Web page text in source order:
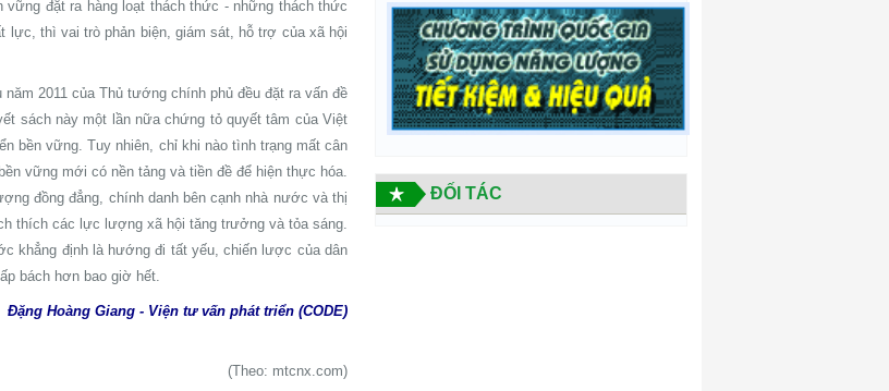
đặt ra hàng loạt thách thức - những thách thức
thì vai trò phản biện, giám sát, hỗ trợ của xã hội
2011 của Thủ tướng chính phủ đều đặt ra vấn đề
sách này một lần nữa chứng tỏ quyết tâm của Việt
bền vững. Tuy nhiên, chỉ khi nào tình trạng mất cân
vững mới có nền tảng và tiền đề để hiện thực hóa.
đồng đẳng, chính danh bên cạnh nhà nước và thị
thích các lực lượng xã hội tăng trưởng và tỏa sáng.
khẳng định là hướng đi tất yếu, chiến lược của dân
bách hơn bao giờ hết.
Đặng Hoàng Giang - Viện tư vấn phát triển (CODE)
(Theo: mtcnx.com)
ĐỐI TÁC